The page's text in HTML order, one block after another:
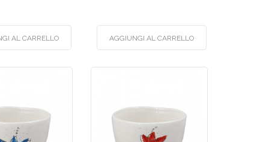
AL CARRELLO AGGIUNGI AL CARRELLO